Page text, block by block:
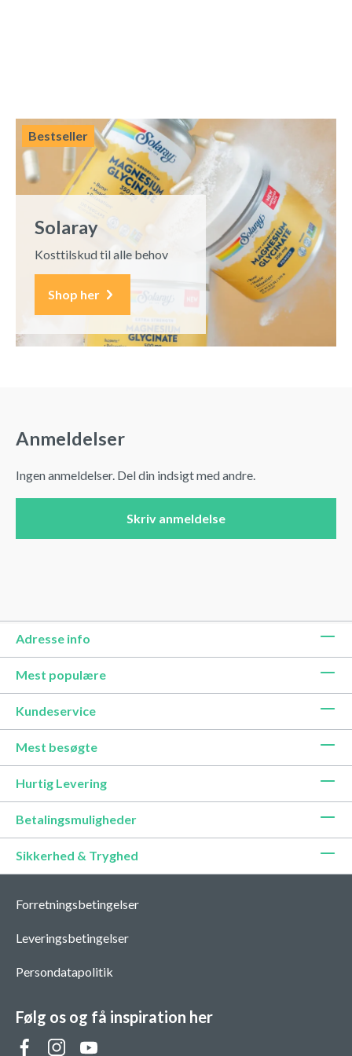
Bestseller
Solaray
Kosttilskud til alle behov
Shop her
Anmeldelser
Ingen anmeldelser. Del din indsigt med andre.
Skriv anmeldelse
Adresse info
Mest populære
Kundeservice
Mest besøgte
Hurtig Levering
Betalingsmuligheder
Sikkerhed & Tryghed
Forretningsbetingelser
Leveringsbetingelser
Persondatapolitik
Følg os og få inspiration her